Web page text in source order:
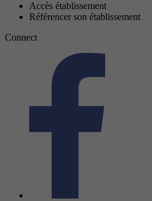
Accès établissement
Référencer son établissement
Connect